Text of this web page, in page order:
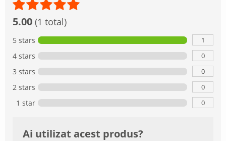
5.00 (1 total)
5 stars 1
4 stars 0
3 stars 0
2 stars 0
1 star 0
Ai utilizat acest produs?